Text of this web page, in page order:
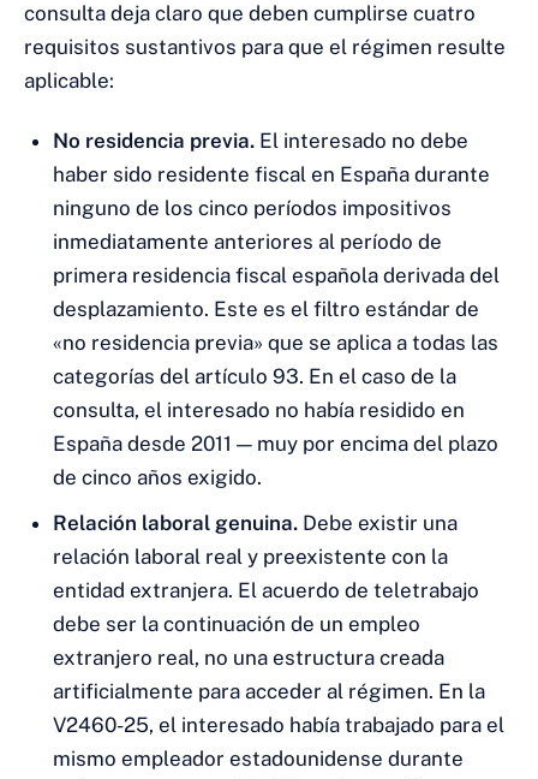
consulta deja claro que deben cumplirse cuatro
requisitos sustantivos para que el régimen resulte
aplicable:
No residencia previa. El interesado no debe
haber sido residente fiscal en España durante
ninguno de los cinco períodos impositivos
inmediatamente anteriores al período de
primera residencia fiscal española derivada del
desplazamiento. Este es el filtro estándar de
«no residencia previa» que se aplica a todas las
categorías del artículo 93. En el caso de la
consulta, el interesado no había residido en
España desde 2011 — muy por encima del plazo
de cinco años exigido.
Relación laboral genuina. Debe existir una
relación laboral real y preexistente con la
entidad extranjera. El acuerdo de teletrabajo
debe ser la continuación de un empleo
extranjero real, no una estructura creada
artificialmente para acceder al régimen. En la
V2460-25, el interesado había trabajado para el
mismo empleador estadounidense durante